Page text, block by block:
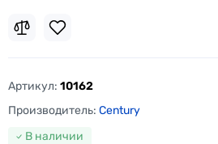
Артикул: 10162
Производитель: Century
В наличии